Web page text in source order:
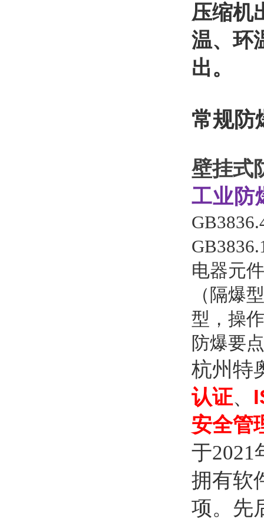
压缩机
温、环
出。
常规防
壁挂式
工业防
电器元
（隔爆
型，操
防爆要
杭州特
认证、
安全管
于2021
拥有软
项。先